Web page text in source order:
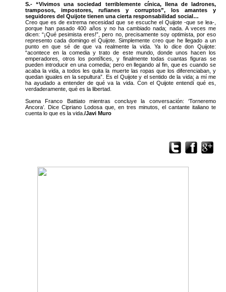
S.- “Vivimos una sociedad terriblemente cínica, llena de ladrones,
tramposos, impostores, rufianes y corruptos”, los amantes y
seguidores del Quijote tienen una cierta responsabilidad social…
Creo que es de extrema necesidad que se escuche el Quijote -que se lea-,
porque han pasado 400 años y no ha cambiado nada; nada. A veces me
dicen: “¡Qué pesimista eres!”, pero no, precisamente soy optimista, por eso
represento cada domingo el Quijote. Simplemente creo que he llegado a un
punto en que sé de que va realmente la vida. Ya lo dice don Quijote:
“acontece en la comedia y trato de este mundo, donde unos hacen los
emperadores, otros los pontífices, y finalmente todas cuantas figuras se
pueden introducir en una comedia; pero en llegando al fin, que es cuando se
acaba la vida, a todos les quita la muerte las ropas que los diferenciaban, y
quedan iguales en la sepultura”. Es el Quijote y el sentido de la vida; a mí me
ha ayudado a entender de qué va la vida. Con el Quijote entendí qué es,
verdaderamente, qué es la libertad.
Suena Franco Battiato mientras concluye la conversación: ‘Torneremo
Ancora’. Dice Cipriano Lodosa que, en tres minutos, el cantante italiano te
cuenta lo que es la vida. /Javi Muro